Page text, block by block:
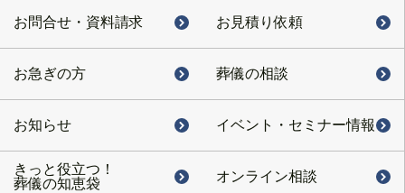
お問合せ・ 資料請求 お見積り依頼
お急ぎの方 葬儀の相談
お知らせ イベント・ セミナー情報
きっと役立つ！
葬儀の知恵袋
オンライン相談